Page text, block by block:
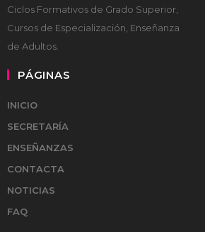
Ciclos Formativos de Grado Superior,
Cursos de Especialización, Enseñanza
de Adultos.
PÁGINAS
INICIO
SECRETARÍA
ENSEÑANZAS
CONTACTA
NOTICIAS
FAQ